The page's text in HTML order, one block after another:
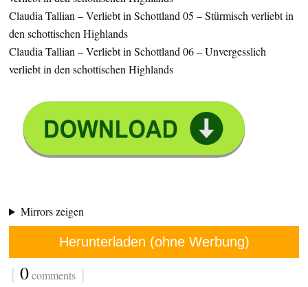
Claudia Tallian – Verliebt in Schottland 05 – Stürmisch verliebt in
den schottischen Highlands
Claudia Tallian – Verliebt in Schottland 06 – Unvergesslich
verliebt in den schottischen Highlands
Mirrors zeigen
Herunterladen (ohne Werbung)
{ 0comments }